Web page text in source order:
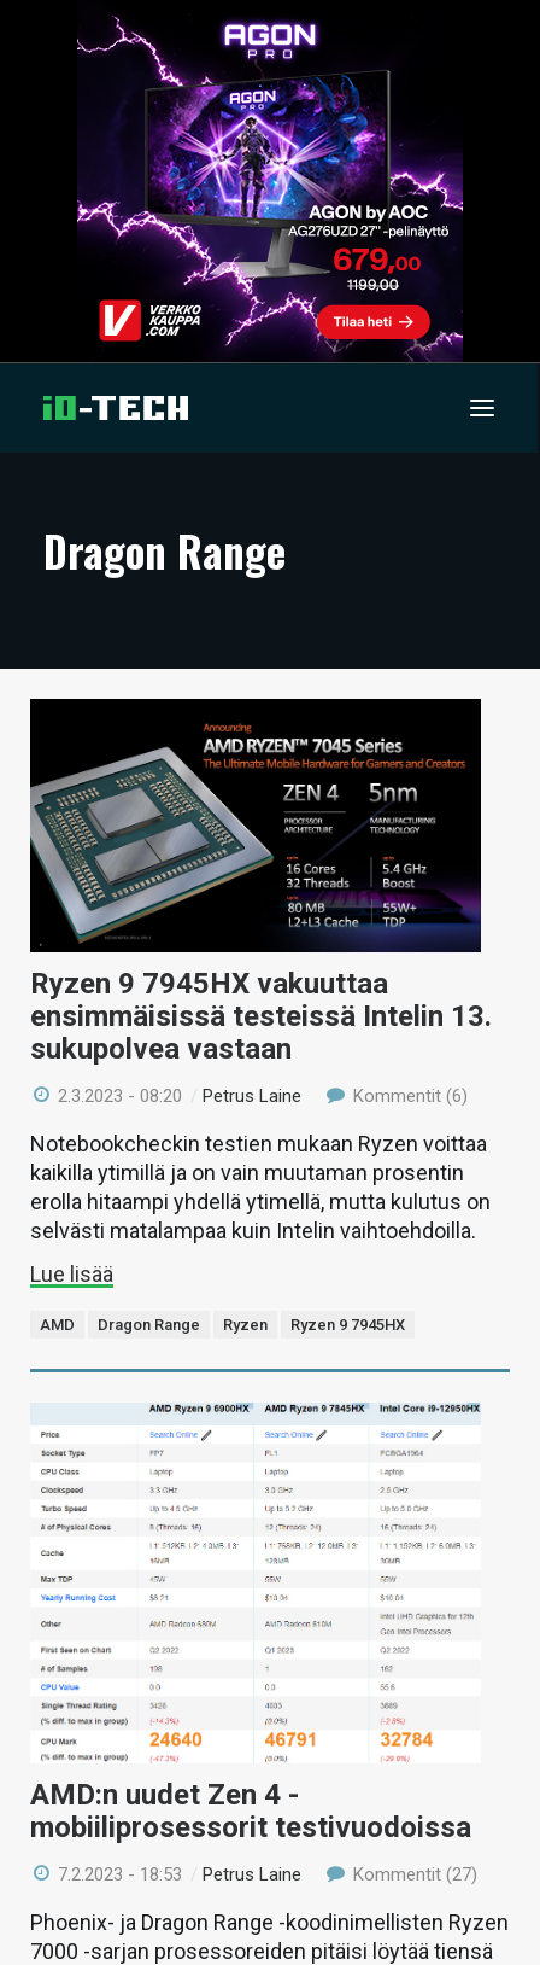
ARTIKKELIT
TECHBBS
HINTA.FI
KAUPPA
VAIHDA TEEMA
HAKU
Dragon Range
Ryzen 9 7945HX vakuuttaa
ensimmäisissä testeissä Intelin 13.
sukupolvea vastaan
2.3.2023 - 08:20 /Petrus Laine Kommentit (6)
Notebookcheckin testien mukaan Ryzen voittaa
kaikilla ytimillä ja on vain muutaman prosentin
erolla hitaampi yhdellä ytimellä, mutta kulutus on
selvästi matalampaa kuin Intelin vaihtoehdoilla.
Lue lisää
AMD Dragon Range Ryzen Ryzen 9 7945HX
AMD:n uudet Zen 4 -
mobiiliprosessorit testivuodoissa
7.2.2023 - 18:53 /Petrus Laine Kommentit (27)
Phoenix- ja Dragon Range -koodinimellisten Ryzen
7000 -sarjan prosessoreiden pitäisi löytää tiensä